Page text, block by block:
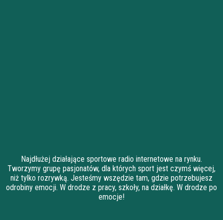
Najdłużej działające sportowe radio internetowe na rynku.
Tworzymy grupę pasjonatów, dla których sport jest czymś więcej,
niż tylko rozrywką. Jesteśmy wszędzie tam, gdzie potrzebujesz
odrobiny emocji. W drodze z pracy, szkoły, na działkę. W drodze po
emocje!